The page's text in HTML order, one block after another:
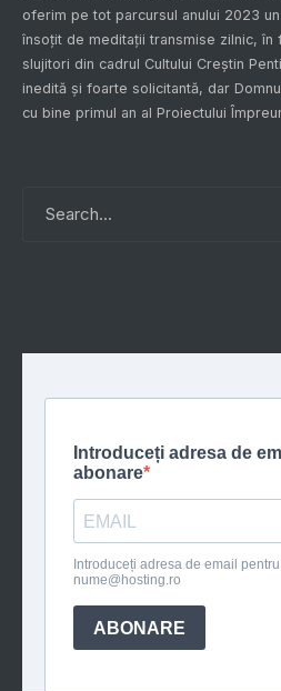
oferim pe tot parcursul anului 2023
însoțit de meditații transmise zilnic,
slujitori din cadrul Cultului Creștin
inedită și foarte solicitantă, dar
cu bine primul an al Proiectului